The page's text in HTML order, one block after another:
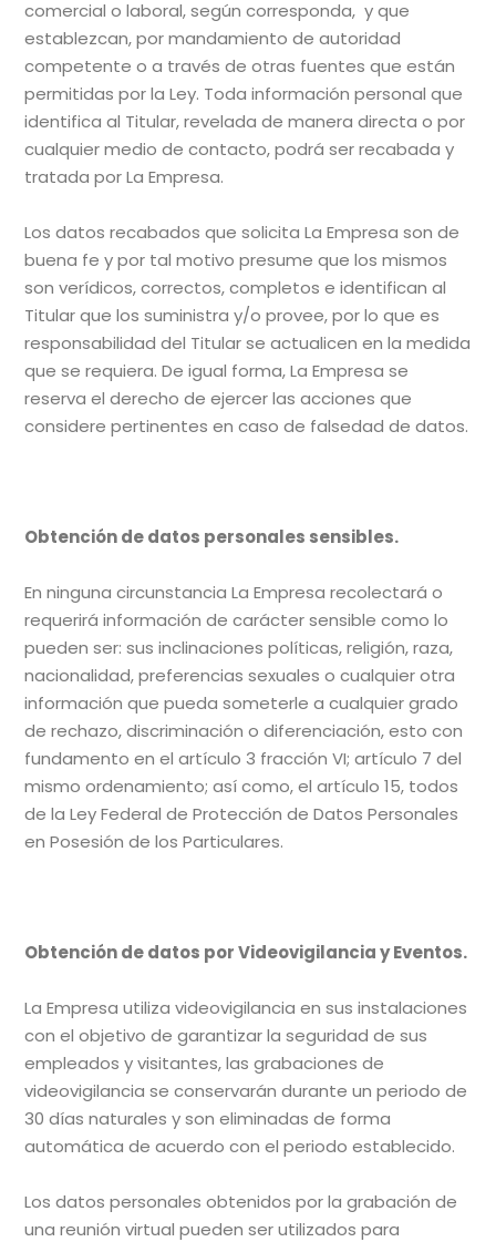
comercial o laboral, según corresponda, y que
establezcan, por mandamiento de autoridad
competente o a través de otras fuentes que están
permitidas por la Ley. Toda información personal que
identifica al Titular, revelada de manera directa o por
cualquier medio de contacto, podrá ser recabada y
tratada por La Empresa.
Los datos recabados que solicita La Empresa son de
buena fe y por tal motivo presume que los mismos
son verídicos, correctos, completos e identifican al
Titular que los suministra y/o provee, por lo que es
responsabilidad del Titular se actualicen en la medida
que se requiera. De igual forma, La Empresa se
reserva el derecho de ejercer las acciones que
considere pertinentes en caso de falsedad de datos.
Obtención de datos personales sensibles.
En ninguna circunstancia La Empresa recolectará o
requerirá información de carácter sensible como lo
pueden ser: sus inclinaciones políticas, religión, raza,
nacionalidad, preferencias sexuales o cualquier otra
información que pueda someterle a cualquier grado
de rechazo, discriminación o diferenciación, esto con
fundamento en el artículo 3 fracción VI; artículo 7 del
mismo ordenamiento; así como, el artículo 15, todos
de la Ley Federal de Protección de Datos Personales
en Posesión de los Particulares.
Obtención de datos por Videovigilancia y Eventos.
La Empresa utiliza videovigilancia en sus instalaciones
con el objetivo de garantizar la seguridad de sus
empleados y visitantes, las grabaciones de
videovigilancia se conservarán durante un periodo de
30 días naturales y son eliminadas de forma
automática de acuerdo con el periodo establecido.
Los datos personales obtenidos por la grabación de
una reunión virtual pueden ser utilizados para